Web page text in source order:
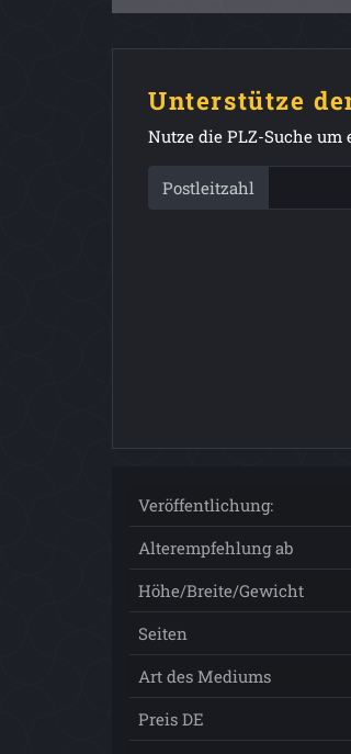
Unterstütze
Nutze die PLZ-Suche
Postleitzahl
Veröffentlichung:
Alterempfehlung ab
Höhe/Breite/Gewicht
Seiten
Art des Mediums
Preis DE